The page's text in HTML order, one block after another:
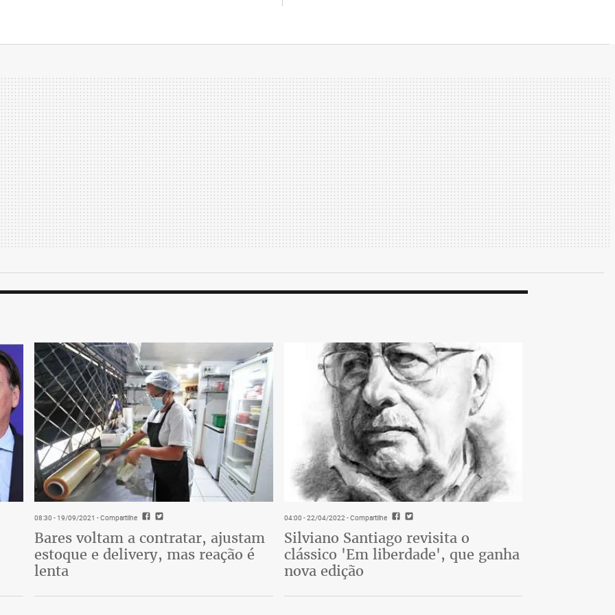
08:30 - 19/09/2021 - Compartilhe
Bares voltam a contratar, ajustam
estoque e delivery, mas reação é
lenta
04:00 - 22/04/2022- Compartilhe
Silviano Santiago revisita o
clássico 'Em liberdade', que ganha
nova edição